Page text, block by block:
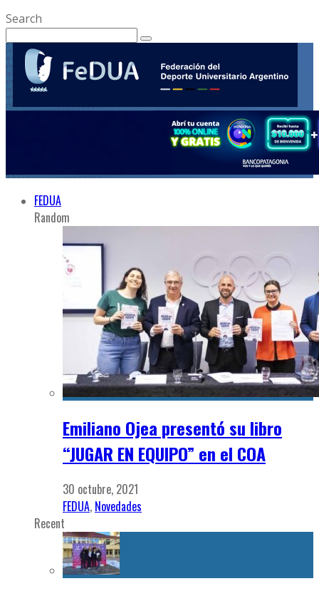
Search
FEDUA
Random
Emiliano Ojea presentó su libro
“JUGAR EN EQUIPO” en el COA
30 octubre, 2021
FEDUA, Novedades
Recent